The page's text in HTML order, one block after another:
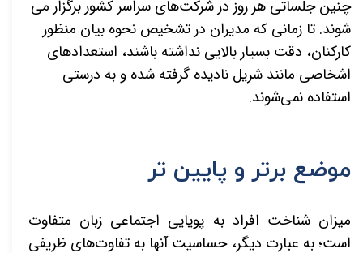
چنین جلساتی هر روز در شرکت‌­های سراسر کشور برگزار می­‌
شوند. تا زمانی که مدیران در تشخیص نحوه بیان منظور
کارکنان، دقت بسیار بالایی نداشته باشند، استعدادهای
اشخاصی مانند شریل نادیده گرفته شده و به درستی
استفاده نمی‌­شوند.
موضع برتر و پایین تر
میزان شناخت افراد به پویایی اجتماعی زبان متفاوت
است؛ به عبارت دیگر، حساسیت آن­ها به تفاوت‌­های ظریفی